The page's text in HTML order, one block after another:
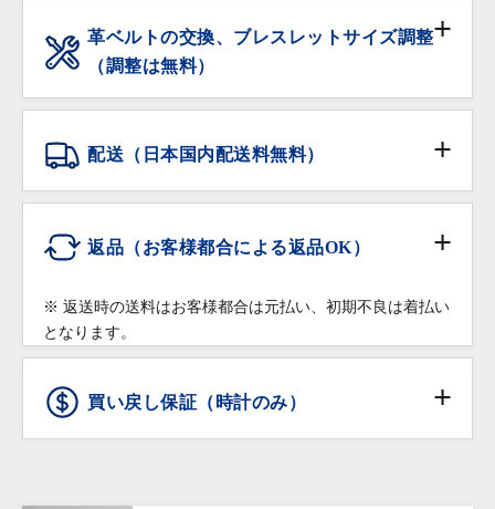
※ 過去3年以内にオーバーホールされた個体は除きま
す。
保証期間内の自然故障は無料で修理・調整をいたしま
理対応となりますので予めご了承ください。
修理・調整をご希望の場合は保証書をご提示の上、お
革ベルトなどの消耗品、ガラス・ケースなどの汚れ、
傷などの外観上の変化につきましては保証の対象外と
クレジットカード
用いただけます
※ ショッピングローンのお申込みは店頭でのみご利用
頂けます。オンラインショッピングではご利用頂けま
せんので予めご了承下さい。
ショッピングローンは10回までは無金利となります。
革ベルトの交換、ブレスレットサイズ調整
（調整は無料）
サイズ調整をご希望の場合は、ご注文時に「サイズ調
整希望」の旨をご記入下さい。無料にてご希望のサイ
ズに調整いたします。
在庫がある品物は即日お渡し可能です。
※ コマを付け足す場合は、有料になることもございま
すのでご相談下さい。
配送（日本国内配送料無料）
配送会社:ヤマト運輸・佐川急便
佐川急便の受取人確認サポートでの配送となりま
す。
返品（お客様都合による返品OK）
返品条件
通信販売で購入した商品であること
商品お受け取り後、到着翌日までにご連絡をいた
商品からタグが外されておらず未使用であること
※ 返送時の送料はお客様都合は元払い、初期不良は着払い
となります。
買い戻し保証（時計のみ）
80%